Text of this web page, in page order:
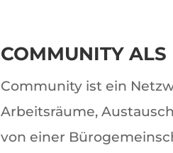
COMMUNITY
Community ist ein
Arbeitsräume,
von einer